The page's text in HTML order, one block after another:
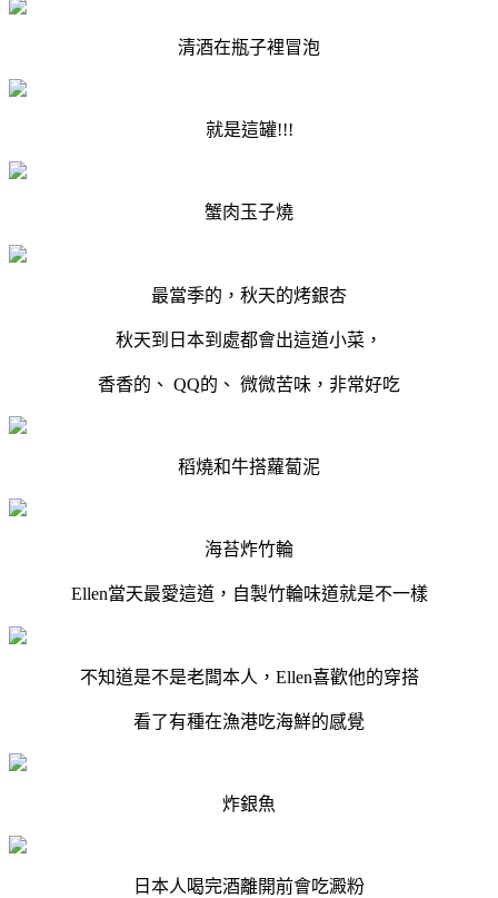
清酒在瓶子裡冒泡
就是這罐!!!
蟹肉玉子燒
最當季的，秋天的烤銀杏
秋天到日本到處都會出這道小菜，
香香的、 QQ的、 微微苦味，非常好吃
稻燒和牛搭蘿蔔泥
海苔炸竹輪
Ellen當天最愛這道，自製竹輪味道就是不一樣
不知道是不是老闆本人，Ellen喜歡他的穿搭
看了有種在漁港吃海鮮的感覺
炸銀魚
日本人喝完酒離開前會吃澱粉